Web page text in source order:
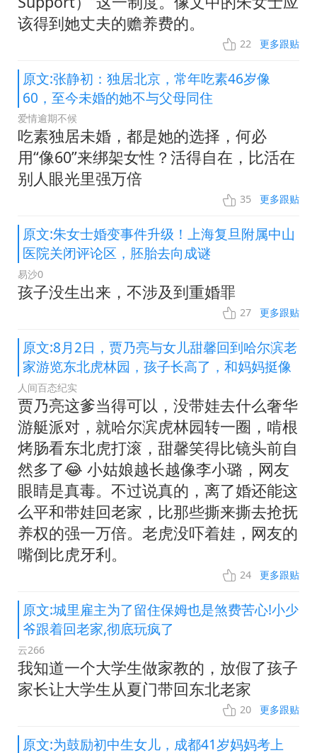
该得到她丈夫的赡养费的。
22 更多跟贴
原文:张静初：独居北京，常年吃素46岁像
60，至今未婚的她不与父母同住
爱情逾期不候
吃素独居未婚，都是她的选择，何必
用“像60”来绑架女性？活得自在，比活在
别人眼光里强万倍
35 更多跟贴
原文:朱女士婚变事件升级！上海复旦附属中山
医院关闭评论区，胚胎去向成谜
易沙0
孩子没生出来，不涉及到重婚罪
27 更多跟贴
原文:8月2日，贾乃亮与女儿甜馨回到哈尔滨老
家游览东北虎林园，孩子长高了，和妈妈挺像
人间百态纪实
贾乃亮这爹当得可以，没带娃去什么奢华
游艇派对，就哈尔滨虎林园转一圈，啃根
烤肠看东北虎打滚，甜馨笑得比镜头前自
然多了😂 小姑娘越长越像李小璐，网友
眼睛是真毒。不过说真的，离了婚还能这
么平和带娃回老家，比那些撕来撕去抢抚
养权的强一万倍。老虎没吓着娃，网友的
嘴倒比虎牙利。
24 更多跟贴
原文:城里雇主为了留住保姆也是煞费苦心!小少
爷跟着回老家,彻底玩疯了
云266
我知道一个大学生做家教的，放假了孩子
家长让大学生从夏门带回东北老家
20 更多跟贴
原文:为鼓励初中生女儿，成都41岁妈妈考上